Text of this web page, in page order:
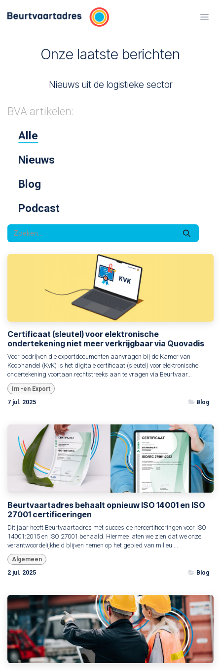
Onze laatste berichten
Nieuws uit de logistieke sector
BVA artikelen:
Alle
Nieuws
Blog
Podcast
Certificaat (sleutel) voor elektronische
ondertekening niet meer verkrijgbaar via Quovadis
Voor bedrijven die exportdocumenten aanvragen bij de Kamer van
Koophandel (KvK) is het digitale certificaat (sleutel) voor elektronische
ondertekening voortaan rechtstreeks aan te vragen via Beurtvaar...
Im -en Export
7 jul. 2025
Blog
Beurtvaartadres behaalt opnieuw ISO 14001 en ISO
27001 certificeringen
Dit jaar heeft Beurtvaartadres met succes de hercertificeringen voor ISO
14001:2015 en ISO 27001 behaald. Hiermee laten we zien dat we onze
verantwoordelijkheid blijven nemen op het gebied van milieu ...
Algemeen
2 jul. 2025
Blog